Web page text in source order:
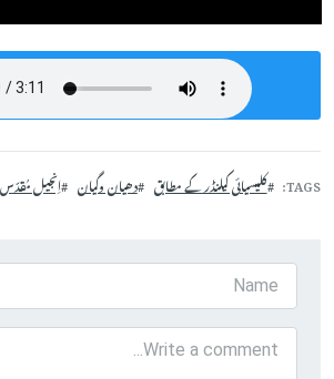
TAGS کلیسیائی کیلنڈر کے مطابق دھیان وگیان اِنجیل مُقدّس